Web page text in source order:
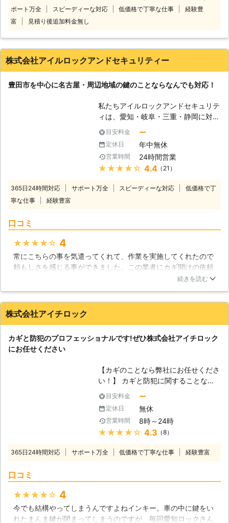
定されたり、意図的に鍵を盗まれてい
たりしたら家に侵入されてしまうおそ
家の中にあることが分かっている場合
や今すぐ鍵が必要というときには、鍵
鍵、金庫の鍵作製までお任せくださ
開錠と併せてご依頼いただくことも可
能です。お気軽にご依頼ください。
三重県で鍵のトラブルに見舞われた
ら、鍵子までご連絡を。深夜・早朝な
ど関係なくお客様の元に伺い、解決に
導きますよ。
ありますので、そのようなときは日本
富で実績豊富なベテランスタッフが、
ため、最短5分で到着！スピード解決
を心掛けております。 カギ110番は、
日本全国で274社の加盟店が提携して
働しておりますので、早朝や深夜に起
きたカギトラブルにも対応できますの
でご安心ください。 また、カギ110番
金庫の開錠の他にも、特殊なカギにも
対応しています。 そのため、他の鍵
屋では対応できず断られたといった際
お客様の困ったを解決できるよう、
ポート万全
スピーディーな対応 低価格で丁寧な仕事
経験豊
富
見積り後追加料金無し
株式会社アイルロックアンドセキュリティー
豊田市を中心に名古屋・周辺地域の鍵のことならなんでも対応！
私たちアイルロックアンドセキュリテ
ィは、愛知・岐阜・三重・静岡に対応
する鍵のスペシャリスト集団です。
24時間年中無休で鍵のトラブルに対
応。電話一本で駆けつけます。 鍵が
開かない・交換したい・取り付けた
い。様々なシチュエーションで私たち
金庫の鍵もお任せください 鍵屋のト
中に鍵を入れ込んでしまった… ・担
当者が変わって金庫の鍵が紛失（暗証
番号が不明）してしまった… そんな
性が高い反面、万が一鍵を失くしてし
です。 しかし、当社ではイモビライ
ザー搭載車の開錠・鍵複製についても
対応可能です。お困りの際はいつでも
ご連絡ください。
目安料金 ー
定休日 年中無休
営業時間 24時間営業
★★★★★ 4.4（21）
365日24時間対応 サポート万全 スピーディーな対応
低価格で丁
寧な仕事
経験豊富
口コミ
★★★★★ 4
常にこちらの事を気遣ってくれて、作業を実施してくれたので
頼もしさを感じる事ができました。この業者にカギ開けの依頼
を実施して、納得できる結果を得る事ができました。ちょっと
ッフもテキパキとカギ開けの作業を実施してくれたので、特に
不満はありません。もう少し安い費用に設定してもらえれば、
愛知県 豊田市 2016年12月29日
続きを読む
株式会社アイチロック
カギと防犯のプロフェッショナルです!ぜひ株式会社アイチロック
にお任せください
【カギのことなら弊社にお任せくださ
い！】 カギと防犯に関することなら
何でもお気軽にご相談ください。私た
ち株式会社アイチロックはカギに関す
るさまざまな業務を行っています。カ
ギに関することでは、鍵修理、鍵交
換、取付、開錠、合い鍵製作やカギの
ます。その他にも防犯に関することな
というのが株式会社アイチロックのモ
ットーです。当社では、できることは
目安料金 ー
定休日 無休
営業時間 8時～24時
★★★★★ 4.3 （8）
365日24時間対応 サポート万全 低価格で丁寧な仕事 経験豊富
口コミ
★★★★★ 4
今でも結構やってしまうんですよねインキー。車の中に鍵をい
れたまんま鍵が閉まってしまうのですが、毎回愛知ロックさん